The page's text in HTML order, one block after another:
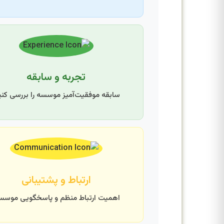
تجربه و سابقه
سابقه موفقیت‌آمیز موسسه را بررسی
ارتباط و پشتیبانی
اهمیت ارتباط منظم و پاسخگویی